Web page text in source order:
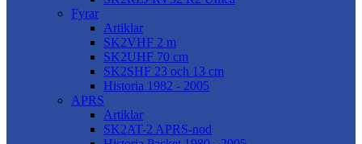
Fyrar
Artiklar
SK2VHF 2 m
SK2UHF 70 cm
SK2SHF 23 och 13 cm
Historia 1982 - 2005
APRS
Artiklar
SK2AT-2 APRS-nod